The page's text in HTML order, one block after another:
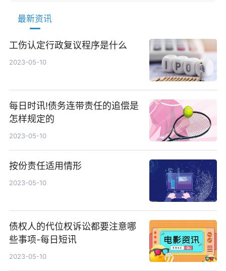
最新资讯
工伤认定行政复议程序是什么
2023-05-10
每日时讯!债务连带责任的追偿是
怎样规定的
2023-05-10
按份责任适用情形
2023-05-10
债权人的代位权诉讼都要注意哪
些事项-每日短讯
2023-05-10